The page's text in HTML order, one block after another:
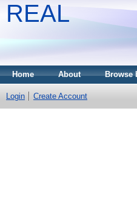
REAL
Home About Browse
Login Create Account